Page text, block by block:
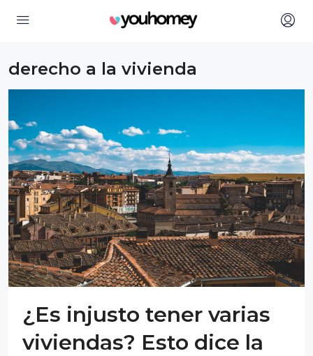
derecho a la vivienda
¿Es injusto tener varias
viviendas? Esto dice la